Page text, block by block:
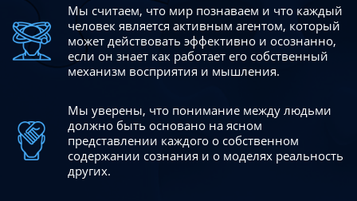
Мы считаем, что мир познаваем и что каждый
человек является активным агентом, который
может действовать эффективно и осознанно,
если он знает как работает его собственный
механизм восприятия и мышления.
Мы уверены, что понимание между людьми
должно быть основано на ясном
представлении каждого о собственном
содержании сознания и о моделях реальность
других.